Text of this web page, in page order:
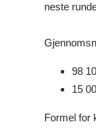
neste
98
15
Formel for